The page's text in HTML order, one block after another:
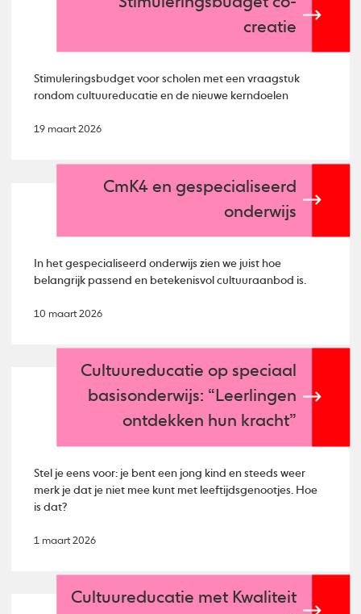
creatie
Stimuleringsbudget voor scholen met een vraagstuk
rondom cultuureducatie en de nieuwe kerndoelen
19 maart 2026
CmK4 en gespecialiseerd
onderwijs
In het gespecialiseerd onderwijs zien we juist hoe
belangrijk passend en betekenisvol cultuuraanbod is.
10 maart 2026
Cultuureducatie op speciaal
basisonderwijs: “Leerlingen
ontdekken hun kracht”
Stel je eens voor: je bent een jong kind en steeds weer
merk je dat je niet mee kunt met leeftijdsgenootjes. Hoe
is dat?
1 maart 2026
Cultuureducatie met Kwaliteit